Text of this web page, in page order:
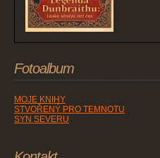
Fotoalbum
MOJE KNIHY
STVOŘENÝ PRO TEMNOTU
SYN SEVERU